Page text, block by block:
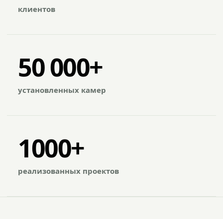
клиентов
50 000+
установленных камер
1000+
реализованных проектов